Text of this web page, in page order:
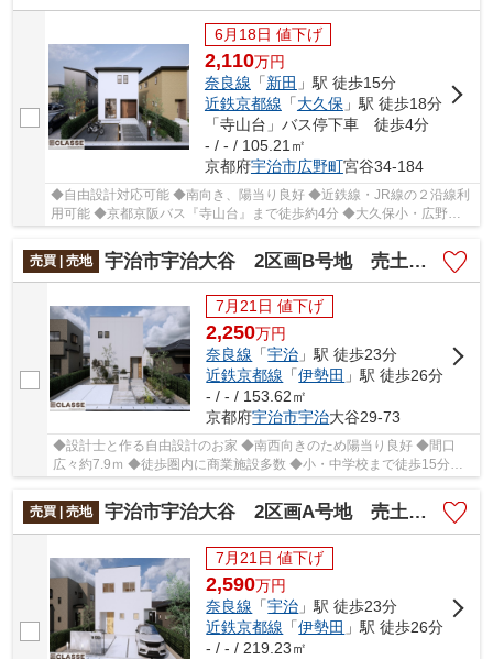
6月18日 値下げ
2,110万円
奈良線 「新田 」駅 徒歩15分
近鉄京都線 「大久保」駅 徒歩18分
「寺山台」バス停下車 徒歩4分
- / - / 105.21㎡
京都府宇治市広野町宮谷34-184
◆自由設計対応可能 ◆南向き、陽当り良好 ◆近鉄線・JR線の２沿線利
用可能 ◆京都京阪バス『寺山台』まで徒歩約4分 ◆大久保小・広野中
エリア
売買 | 売地
宇治市宇治大谷 2区画B号地 売土地 建築条件付き
7月21日 値下げ
2,250万円
奈良線 「宇治 」駅 徒歩23分
近鉄京都線 「伊勢田 」駅 徒歩26分
- / - / 153.62㎡
京都府宇治市宇治大谷29-73
◆設計士と作る自由設計のお家 ◆南西向きのため陽当り良好 ◆間口
広々約7.9ｍ ◆徒歩圏内に商業施設多数 ◆小・中学校まで徒歩15分以
売買 | 売地
宇治市宇治大谷 2区画A号地 売土地 建築条件付き
7月21日 値下げ
2,590万円
奈良線 「宇治 」駅 徒歩23分
近鉄京都線 「伊勢田 」駅 徒歩26分
- / - / 219.23㎡